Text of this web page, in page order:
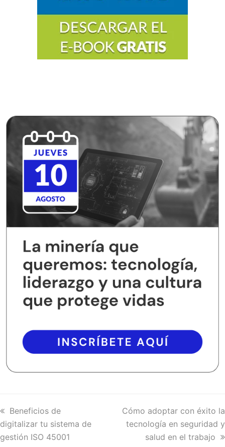
previous
post:
Beneficios de
digitalizar tu sistema de
gestión ISO 45001
next
post:
Cómo adoptar con éxito la
tecnología en seguridad y
salud en el trabajo